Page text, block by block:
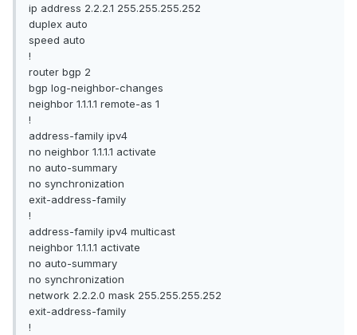
ip address 2.2.2.1 255.255.255.252
duplex auto
speed auto
!
router bgp 2
bgp log-neighbor-changes
neighbor 1.1.1.1 remote-as 1
!
address-family ipv4
no neighbor 1.1.1.1 activate
no auto-summary
no synchronization
exit-address-family
!
address-family ipv4 multicast
neighbor 1.1.1.1 activate
no auto-summary
no synchronization
network 2.2.2.0 mask 255.255.255.252
exit-address-family
!